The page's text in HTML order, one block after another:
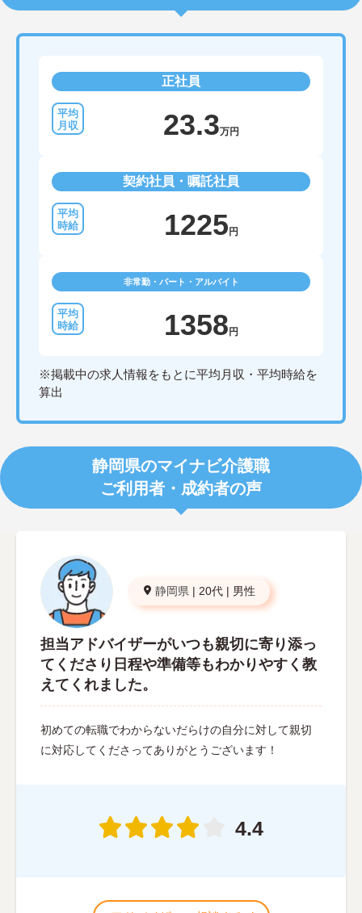
正社員
23.3万円
契約社員・嘱託社員
1225 円
非常勤・パート・アルバイト
1358 円
※掲載中の求人情報をもとに平均月収・平均時給を
算出
静岡県のマイナビ介護職
ご利用者・成約者の声
静岡県 | 20代 | 男性
担当アドバイザーがいつも親切に寄り添っ
てくださり日程や準備等もわかりやすく教
えてくれました。
初めての転職でわからないだらけの自分に対して親切
に対応してくださってありがとうございます！
4.4